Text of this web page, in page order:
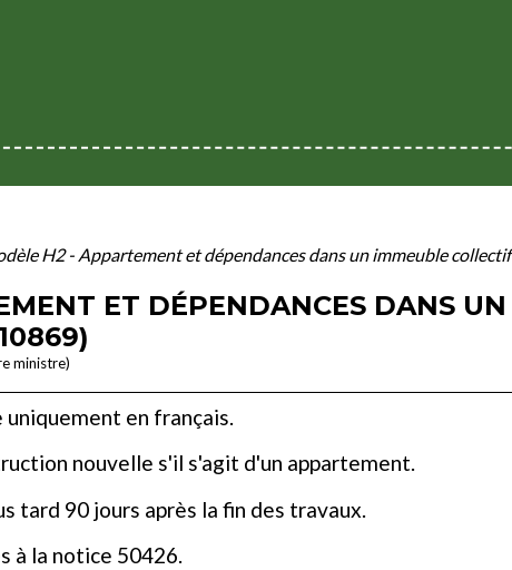
H2 - Appartement et dépendances dans un immeuble collectif
ET DÉPENDANCES DANS UN
ministre)
uniquement en français.
nouvelle s'il s'agit d'un appartement.
tard 90 jours après la fin des travaux.
à la notice 50426.